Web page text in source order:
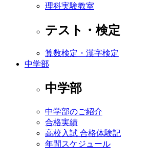
理科実験教室
テスト・検定
算数検定・漢字検定
中学部
中学部
中学部のご紹介
合格実績
高校入試 合格体験記
年間スケジュール